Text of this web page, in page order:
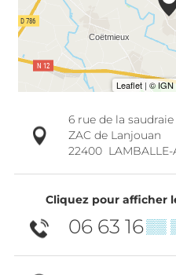
6 rue de la saudraie
ZAC de Lanjouan
22400 LAMBALLE-
Cliquez pour afficher
06 63 16▒▒